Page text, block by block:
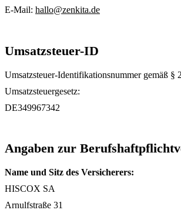
E-Mail: hallo@zenkita.de
Umsatzsteuer-ID
Umsatzsteuer-Identifikationsnummer gemäß §
Umsatzsteuergesetz:
DE349967342
Angaben zur
Name und Sitz des Versicherers:
HISCOX SA
Arnulfstraße 31